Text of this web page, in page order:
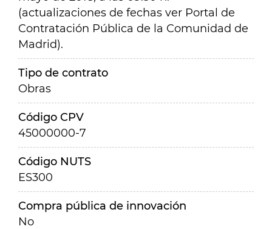
(actualizaciones de fechas ver Portal de
Contratación Pública de la Comunidad de
Madrid).
Tipo de contrato
Obras
Código CPV
45000000-7
Código NUTS
ES300
Compra pública de innovación
No